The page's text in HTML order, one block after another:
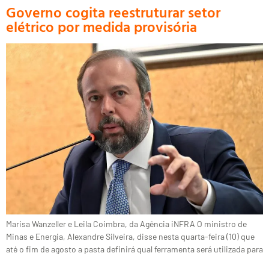
Governo cogita reestruturar setor
elétrico por medida provisória
Marisa Wanzeller e Leila Coimbra, da Agência iNFRA O ministro de
Minas e Energia, Alexandre Silveira, disse nesta quarta-feira (10) que
até o fim de agosto a pasta definirá qual ferramenta será utilizada para